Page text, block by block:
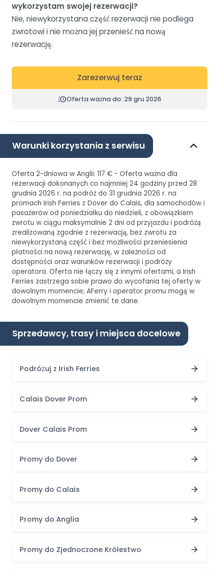
wykorzystam swojej rezerwacji?
Nie, niewykorzystana część rezerwacji nie podlega
zwrotowi i nie można jej przenieść na nową
rezerwację.
Zarezerwuj teraz
Oferta ważna do: 29 gru 2026
Warunki korzystania z serwisu
Oferta 2-dniowa w Anglii: 117 € - Oferta ważna dla
rezerwacji dokonanych co najmniej 24 godziny przed 28
grudnia 2026 r. na podróż do 31 grudnia 2026 r. na
promach Irish Ferries z Dover do Calais, dla samochodów i
pasażerów od poniedziałku do niedzieli, z obowiązkiem
zwrotu w ciągu maksymalnie 2 dni od przyjazdu i podróżą
zrealizowaną zgodnie z rezerwacją, bez zwrotu za
niewykorzystaną część i bez możliwości przeniesienia
płatności na nową rezerwację, w zależności od
dostępności oraz warunków rezerwacji i podróży
operatora. Oferta nie łączy się z innymi ofertami, a Irish
Ferries zastrzega sobie prawo do wycofania tej oferty w
dowolnym momencie; AFerry i operator promu mogą w
dowolnym momencie zmienić te dane.
Sprzedawcy, trasy i miejsca docelowe
Podróżuj z Irish Ferries
Calais Dover Prom
Dover Calais Prom
Promy do Dover
Promy do Calais
Promy do Anglia
Promy do Zjednoczone Królestwo